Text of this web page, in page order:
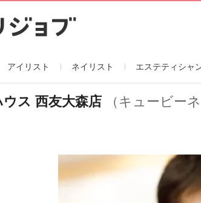
アイリスト ネイリスト エステティシャ
ウス 西友大森店 （キュービー